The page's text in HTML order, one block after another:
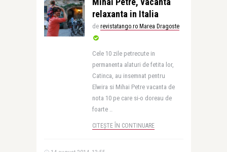
relaxanta in Italia
de revistatango.ro Marea Dragoste
Cele 10 zile petrecute in
permanenta alaturi de fetita lor,
Catinca, au insemnat pentru
Elwira si Mihai Petre vacanta de
nota 10 pe care si-o doreau de
foarte ..
CITEȘTE ÎN CONTINUARE